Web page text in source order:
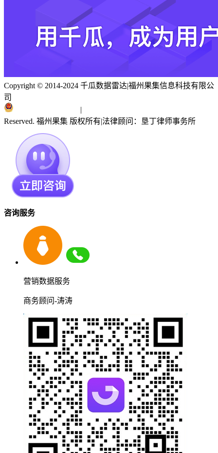
Copyright © 2014-2024 千瓜数据雷达|福州果集信息科技有限公
司
|
Reserved. 福州果集 版权所有|法律顾问：垦丁律师事务所
咨询服务
营销数据服务
商务顾问-涛涛